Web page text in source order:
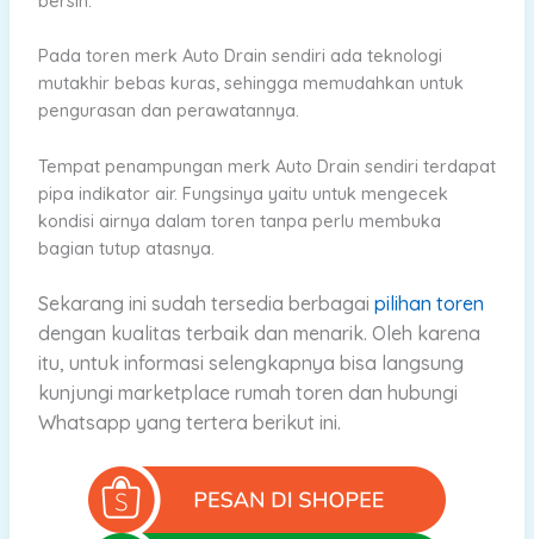
Pada toren merk Auto Drain sendiri ada teknologi
mutakhir bebas kuras, sehingga memudahkan untuk
pengurasan dan perawatannya.
Tempat penampungan merk Auto Drain sendiri terdapat
pipa indikator air. Fungsinya yaitu untuk mengecek
kondisi airnya dalam toren tanpa perlu membuka
bagian tutup atasnya.
Sekarang ini sudah tersedia berbagai pilihan toren
dengan kualitas terbaik dan menarik. Oleh karena
itu, untuk informasi selengkapnya bisa langsung
kunjungi marketplace rumah toren dan hubungi
Whatsapp yang tertera berikut ini.